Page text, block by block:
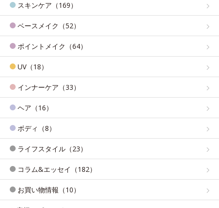
スキンケア（169）
ベースメイク（52）
ポイントメイク（64）
UV（18）
インナーケア（33）
ヘア（16）
ボディ（8）
ライフスタイル（23）
コラム&エッセイ（182）
お買い物情報（10）